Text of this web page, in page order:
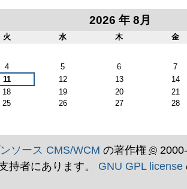
2026 年 8月
火 水 木 金
4 5 6
7
11 12 13
14
18 19 20
21
25 26 27
28
ソース CMS/WCM の著作権 ©
持者にあります。 GNU GPL license